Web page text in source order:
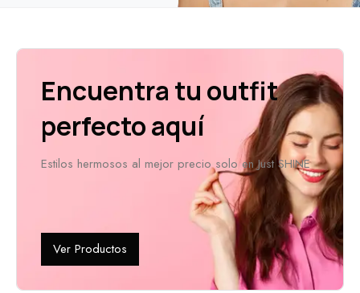
Encuentra tu outfit
perfecto aquí
Estilos hermosos al mejor precio solo en Just SHINE
Ver Productos